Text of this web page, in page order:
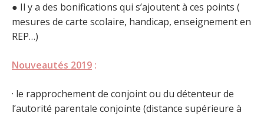
● Il y a des bonifications qui s’ajoutent à ces points (
mesures de carte scolaire, handicap, enseignement en
REP…)
Nouveautés 2019 :
· le rapprochement de conjoint ou du détenteur de
l’autorité parentale conjointe (distance supérieure à